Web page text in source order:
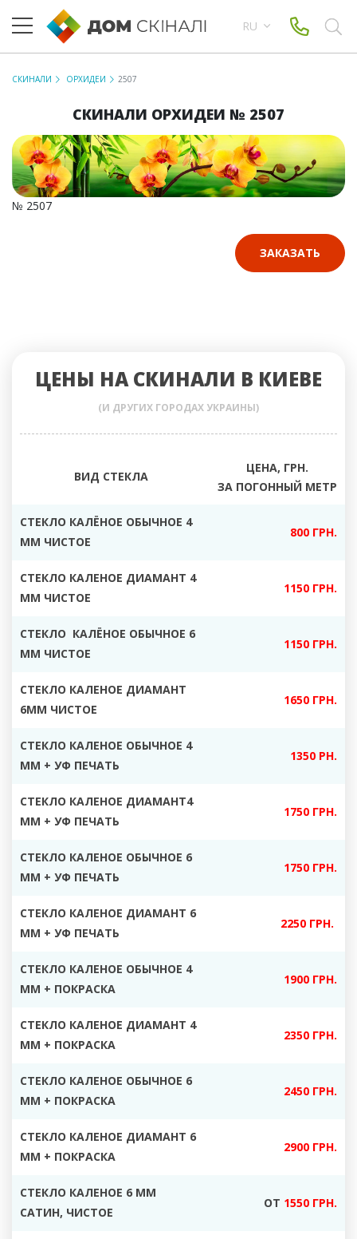
RU
СКИНАЛИ ОРХИДЕИ 2507
СКИНАЛИ ОРХИДЕИ № 2507
№ 2507
ЗАКАЗАТЬ
ЦЕНЫ НА СКИНАЛИ В КИЕВЕ
(И ДРУГИХ ГОРОДАХ УКРАИНЫ)
ВИД СТЕКЛА
ЦЕНА, ГРН.
ЗА ПОГОННЫЙ МЕТР
СТЕКЛО КАЛЁНОЕ ОБЫЧНОЕ 4
ММ ЧИСТОЕ
800 ГРН.
СТЕКЛО КАЛЕНОЕ ДИАМАНТ 4
ММ ЧИСТОЕ
1150 ГРН.
СТЕКЛО КАЛЁНОЕ ОБЫЧНОЕ 6
ММ ЧИСТОЕ
1150 ГРН.
СТЕКЛО КАЛЕНОЕ ДИАМАНТ
6ММ ЧИСТОЕ
1650 ГРН.
СТЕКЛО КАЛЕНОЕ ОБЫЧНОЕ 4
ММ + УФ ПЕЧАТЬ
1350 РН.
СТЕКЛО КАЛЕНОЕ ДИАМАНТ4
ММ + УФ ПЕЧАТЬ
1750 ГРН.
СТЕКЛО КАЛЕНОЕ ОБЫЧНОЕ 6
ММ + УФ ПЕЧАТЬ
1750 ГРН.
СТЕКЛО КАЛЕНОЕ ДИАМАНТ 6
ММ + УФ ПЕЧАТЬ
2250 ГРН.
СТЕКЛО КАЛЕНОЕ ОБЫЧНОЕ 4
ММ + ПОКРАСКА
1900 ГРН.
СТЕКЛО КАЛЕНОЕ ДИАМАНТ 4
ММ + ПОКРАСКА
2350 ГРН.
СТЕКЛО КАЛЕНОЕ ОБЫЧНОЕ 6
ММ + ПОКРАСКА
2450 ГРН.
СТЕКЛО КАЛЕНОЕ ДИАМАНТ 6
ММ + ПОКРАСКА
2900 ГРН.
СТЕКЛО КАЛЕНОЕ 6 ММ
САТИН, ЧИСТОЕ
ОТ 1550 ГРН.